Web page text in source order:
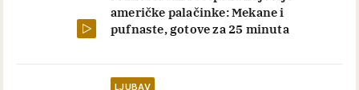
američke palačinke: Mekane i
pufnaste, gotove za 25 minuta
LJUBAV